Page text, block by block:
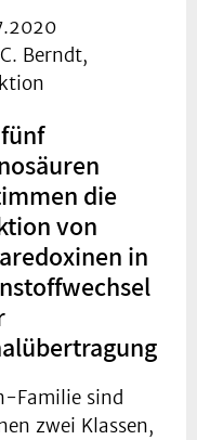
Berndt,
die
von
in
Familie sind
zwei Klassen,